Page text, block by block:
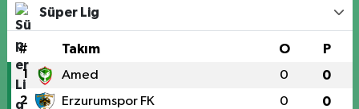
Süper Lig
# Takım O P
1 Amed 0 0
2 Erzurumspor FK 0 0